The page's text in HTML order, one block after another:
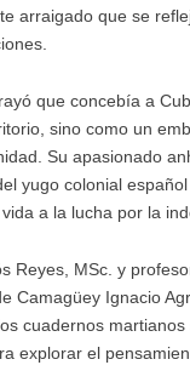
arraigado que se
que concebía a
sino como un
Su apasionado
yugo colonial
a la lucha por la
Reyes, MSc. y
Camagüey Ignacio
cuadernos
explorar el